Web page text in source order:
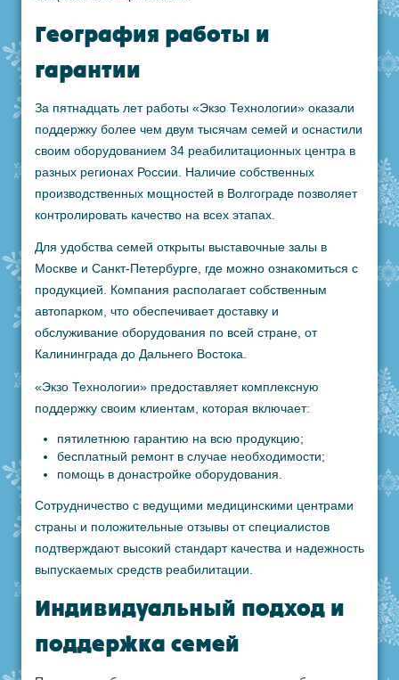
География работы и
гарантии
За пятнадцать лет работы «Экзо Технологии» оказали
поддержку более чем двум тысячам семей и оснастили
своим оборудованием 34 реабилитационных центра в
разных регионах России. Наличие собственных
производственных мощностей в Волгограде позволяет
контролировать качество на всех этапах.
Для удобства семей открыты выставочные залы в
Москве и Санкт-Петербурге, где можно ознакомиться с
продукцией. Компания располагает собственным
автопарком, что обеспечивает доставку и
обслуживание оборудования по всей стране, от
Калининграда до Дальнего Востока.
«Экзо Технологии» предоставляет комплексную
поддержку своим клиентам, которая включает:
пятилетнюю гарантию на всю продукцию;
бесплатный ремонт в случае необходимости;
помощь в донастройке оборудования.
Сотрудничество с ведущими медицинскими центрами
страны и положительные отзывы от специалистов
подтверждают высокий стандарт качества и надежность
выпускаемых средств реабилитации.
Индивидуальный подход и
поддержка семей